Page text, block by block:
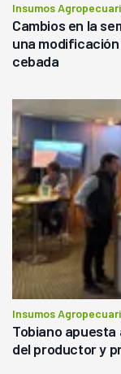
Insumos
Cambios en la
una
cebada
Insumos
Tobiano
del productor y